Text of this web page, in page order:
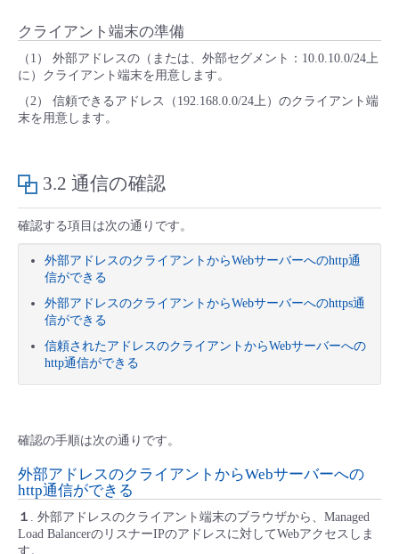
すべてのメニューを見る
- 登録情報の管理
- APIリファレンス
■ 基本構築ガイド
- クラウド / サーバー
- Flexible InterConnect
- Flexible Remote Access
- vUTM2
- リモートワーク
- ITインフラストラクチャー
クライアント端末の準備
（1） 外部アドレスの（または、外部セグメント：10.0.10.0/24上
に）クライアント端末を用意します。
（2） 信頼できるアドレス（192.168.0.0/24上）のクライアント端
末を用意します。
3.2 通信の確認
確認する項目は次の通りです。
外部アドレスのクライアントからWebサーバーへのhttp通
信ができる
外部アドレスのクライアントからWebサーバーへのhttps通
信ができる
信頼されたアドレスのクライアントからWebサーバーへの
http通信ができる
確認の手順は次の通りです。
外部アドレスのクライアントからWebサーバーへの
http通信ができる
１ . 外部アドレスのクライアント端末のブラウザから、Managed
Load BalancerのリスナーIPのアドレスに対してWebアクセスしま
す。